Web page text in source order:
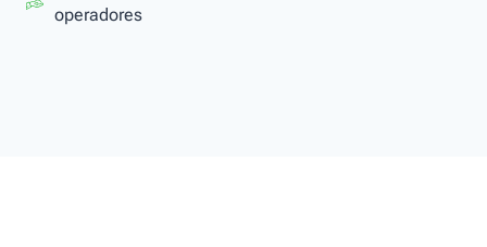
operadores